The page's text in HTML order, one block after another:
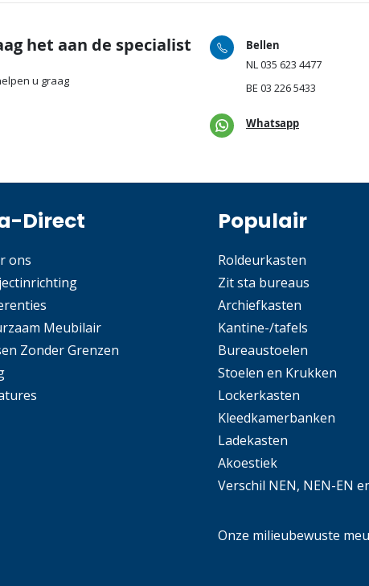
het aan de specialist
u graag
Bellen
NL035 623 4477
BE 03 226 5433
Whatsapp
Direct
ons
Meubilair
Zonder Grenzen
Populair
Roldeurkasten
Zit sta bureaus
Archiefkasten
Kantine-/tafels
Bureaustoelen
Stoelen en Krukken
Lockerkasten
Kleedkamerbanken
Ladekasten
Akoestiek
Verschil NEN, NEN-EN
Onze milieubewuste